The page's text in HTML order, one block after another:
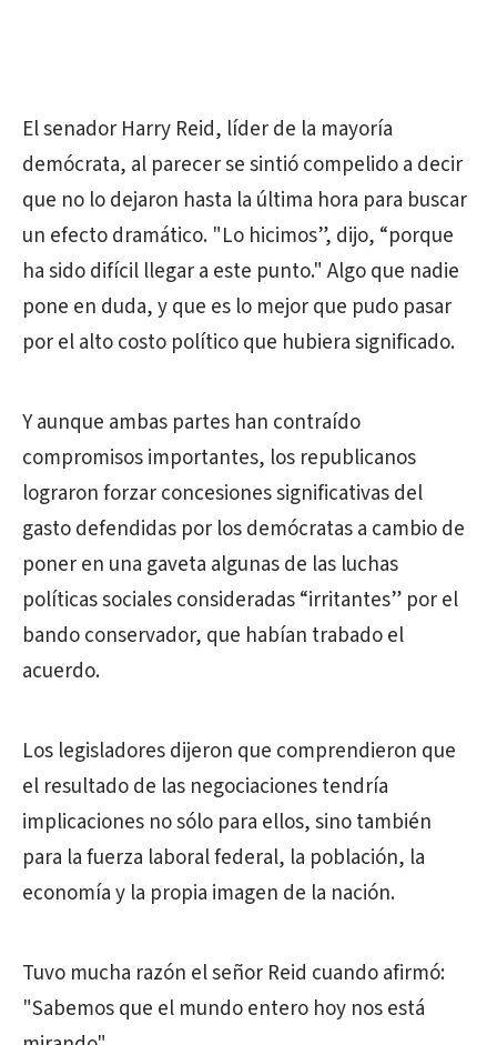
El senador Harry Reid, líder de la mayoría
demócrata, al parecer se sintió compelido a decir
que no lo dejaron hasta la última hora para buscar
un efecto dramático. "Lo hicimos”, dijo, “porque
ha sido difícil llegar a este punto." Algo que nadie
pone en duda, y que es lo mejor que pudo pasar
por el alto costo político que hubiera significado.
Y aunque ambas partes han contraído
compromisos importantes, los republicanos
lograron forzar concesiones significativas del
gasto defendidas por los demócratas a cambio de
poner en una gaveta algunas de las luchas
políticas sociales consideradas “irritantes” por el
bando conservador, que habían trabado el
acuerdo.
Los legisladores dijeron que comprendieron que
el resultado de las negociaciones tendría
implicaciones no sólo para ellos, sino también
para la fuerza laboral federal, la población, la
economía y la propia imagen de la nación.
Tuvo mucha razón el señor Reid cuando afirmó:
"Sabemos que el mundo entero hoy nos está